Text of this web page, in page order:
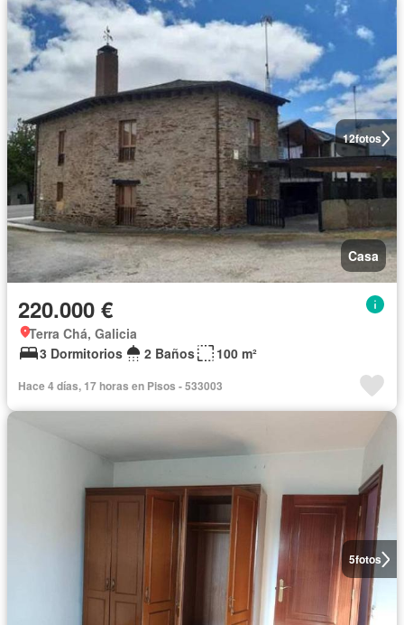
12fotos
Casa
220.000 €
Terra Chá, Galicia
3 Dormitorios
2 Baños 100 m²
Hace 4 días, 17 horas en Pisos - 533003
5fotos